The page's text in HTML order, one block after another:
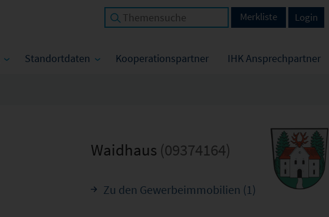
Standortdaten Kooperationspartner IHK Ansprechpartner
Login
Merkliste
Waidhaus (09374164)
Zu den Gewerbeimmobilien (1)